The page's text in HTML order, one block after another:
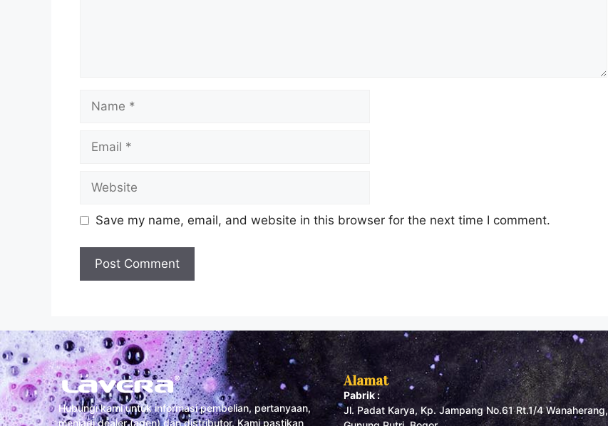
Save my name, email, and website in this browser for the next time I comment.
Hubungi kami untuk informasi pembelian, pertanyaan,
menjadi dealer (agen) dan distributor. Kami pastikan
Alamat
Pabrik :
Jl. Padat Karya, Kp. Jampang No.61 Rt.1/4 Wanaherang,